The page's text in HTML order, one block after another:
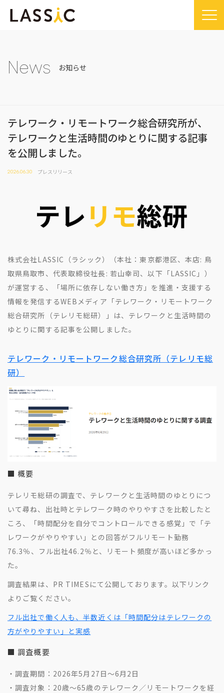
Company
会社概要
代表メッセージ
経営メンバー紹介
拠点一覧
Remogu（リモグ）・リラシク
Remoguフリーランス
リラシク
Sustainability TOP
SDGsに対する取り組み
News
News TOP
ディスクロージャーポリシー
免責事項
LASSIC Media TOP
地方創生コラム
お客さまの声
社員の声
事例紹介
らしくコラム
お問い合わせフォーム
News お知らせ
テレワーク・リモートワーク総合研究所が、
テレワークと生活時間のゆとりに関する記事
を公開しました。
2026.06.30 プレスリリース
株式会社LASSIC（ラシック）（本社：東京都港区、本店: 鳥
取県鳥取市、代表取締役社長: 若山幸司、以下「LASSIC」）
が運営する、「場所に依存しない働き方」を推進・支援する
情報を発信するWEBメディア「テレワーク・リモートワーク
総合研究所（テレリモ総研）」は、テレワークと生活時間の
ゆとりに関する記事を公開しました。
テレワーク・リモートワーク総合研究所（テレリモ総
研）
■ 概要
テレリモ総研の調査で、テレワークと生活時間のゆとりにつ
いて尋ね、出社時とテレワーク時のやりやすさを比較したと
ころ、「時間配分を自分でコントロールできる感覚」で「テ
レワークがやりやすい」との回答がフルリモート勤務
76.3％、フル出社46.2％と、リモート頻度が高いほど多かっ
た。
調査結果は、PR TIMESにて公開しております。以下リンク
よりご覧ください。
フル出社で働く人も、半数近くは「時間配分はテレワークの
方がやりやすい」と実感
■ 調査概要
・調査期間：2026年5月27日〜6月2日
・調査対象：20歳〜65歳のテレワーク／リモートワークを経